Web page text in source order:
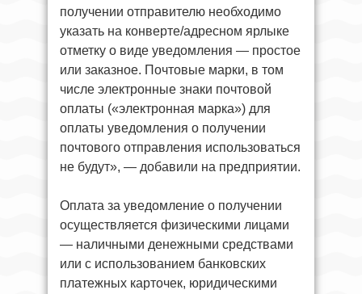
получении отправителю необходимо
указать на конверте/адресном ярлыке
отметку о виде уведомления — простое
или заказное. Почтовые марки, в том
числе электронные знаки почтовой
оплаты («электронная марка») для
оплаты уведомления о получении
почтового отправления использоваться
не будут», — добавили на предприятии.
Оплата за уведомление о получении
осуществляется физическими лицами
— наличными денежными средствами
или с использованием банковских
платежных карточек, юридическими